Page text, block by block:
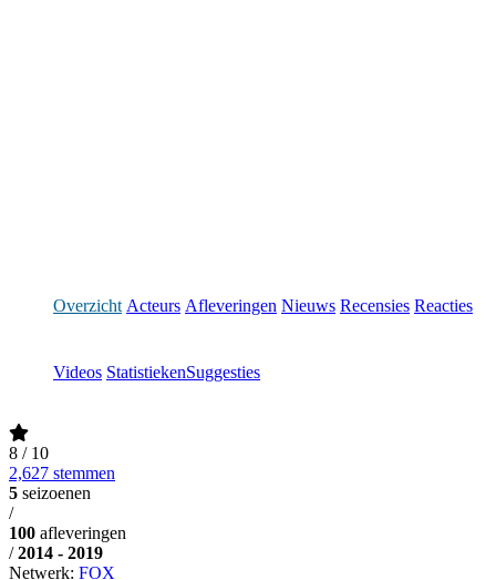
Overzicht Acteurs Afleveringen Nieuws Recensies Reacties
Videos StatistiekenSuggesties
8 / 10
2,627 stemmen
5 seizoenen
/
100 afleveringen
/ 2014 - 2019
Netwerk: FOX